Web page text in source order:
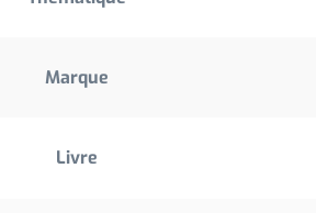
Marque
Livre